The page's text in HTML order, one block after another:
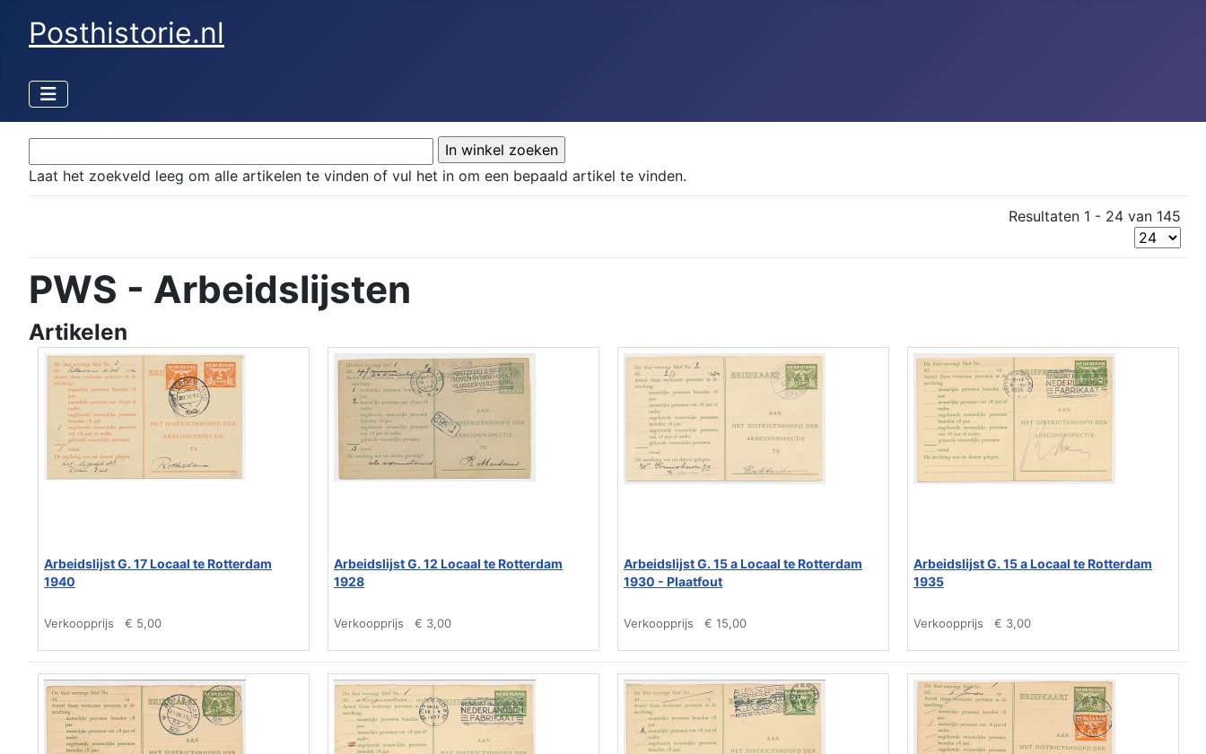
Posthistorie.nl
Laat het zoekveld leeg om alle artikelen te vinden of vul het in om een bepaald artikel te vinden.
Resultaten 1 - 24 van 145
PWS - Arbeidslijsten
Artikelen
Arbeidslijst G. 17 Locaal te Rotterdam
1940
Verkoopprijs € 5,00
Arbeidslijst G. 12 Locaal te Rotterdam
1928
Verkoopprijs € 3,00
Arbeidslijst G. 15 a Locaal te Rotterdam
1930 - Plaatfout
Verkoopprijs € 15,00
Arbeidslijst G. 15 a Locaal te Rotterdam
1935
Verkoopprijs € 3,00